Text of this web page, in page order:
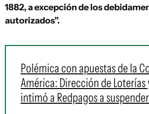
1882, a excepción de los
autorizados”.
Polémica con apuestas de la
América: Dirección de Loterías
intimó a Redpagos a